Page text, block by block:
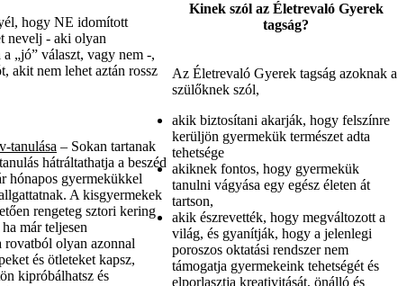
hogy NE idomított
nevelj - aki olyan
„jó” választ, vagy nem -,
akit nem lehet aztán rossz
tanulása – Sokan tartanak
hátráltathatja a beszéd
hónapos gyermekükkel
A kisgyermekek
rengeteg sztori kering
már teljesen
rovatból olyan azonnal
és ötleteket kapsz,
kipróbálhatsz és
Kinek szól az Életrevaló Gyerek
tagság?
Az Életrevaló Gyerek tagság azoknak a
szülőknek szól,
akik biztosítani akarják, hogy felszínre
kerüljön gyermekük természet adta
tehetsége
akiknek fontos, hogy gyermekük
tanulni vágyása egy egész életen át
tartson,
akik észrevették, hogy megváltozott a
világ, és gyanítják, hogy a jelenlegi
poroszos oktatási rendszer nem
támogatja gyermekeink tehetségét és
elporlasztja kreativitását, önálló és